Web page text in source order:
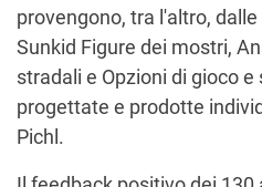
provengono, tra l'altro,
Sunkid Figure dei mostri,
stradali e Opzioni di gioco
progettate e prodotte
Pichl.